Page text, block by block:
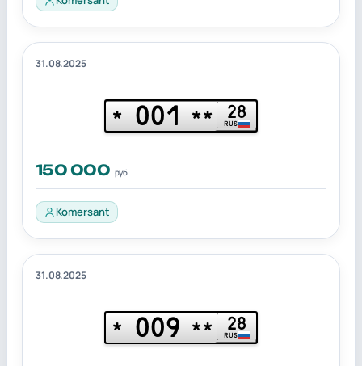
31.08.2025
* 001 ** 28
RUS
150 000 руб
Komersant
31.08.2025
* 009 ** 28
RUS